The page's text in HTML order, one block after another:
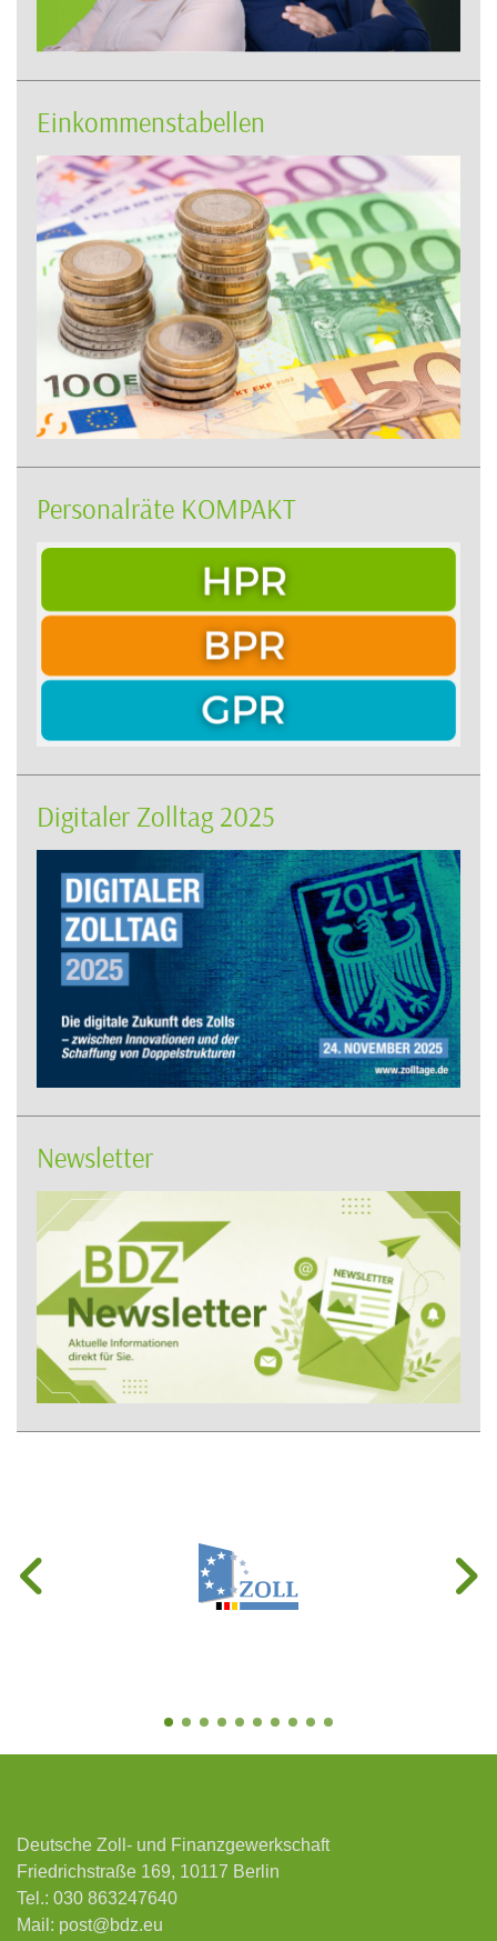
Einkommenstabellen
Personalräte KOMPAKT
Digitaler Zolltag 2025
Newsletter
Deutsche Zoll- und Finanzgewerkschaft
Friedrichstraße 169, 10117 Berlin
Tel.: 030 863247640
Mail: post@bdz.eu